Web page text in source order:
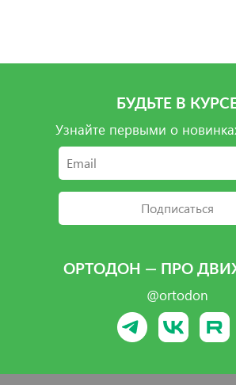
БУДЬТЕ В
Узнайте первыми о
Подписаться
ОРТОДОН — ПРО
@ortodon